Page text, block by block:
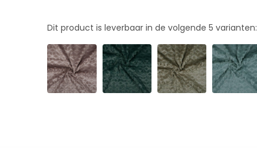
Dit product is leverbaar in de volgende5 varianten: